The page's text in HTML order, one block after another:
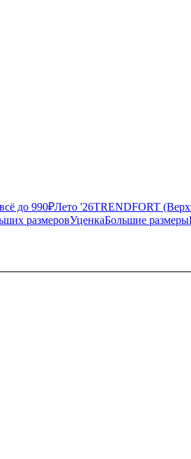
до 990₽Лето '26TRENDFORT
размеровУценкаБольшие размеры